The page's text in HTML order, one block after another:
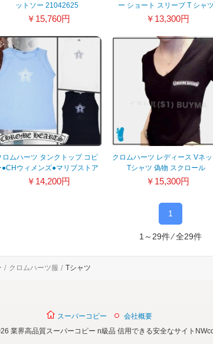
ットソー 21042625
￥15,760円
ー ショート スリーブ T シャツ
21082422
￥13,300円
ロムハーツ タンクトップ コピ
●CHウィメンズ●マリブストア
タンクトップV1 21081704
￥14,200円
クロムハーツ レディース Vネッ
Tシャツ 偽物 スクロール
21080308
￥15,300円
1
1～29件 ⁄ 全29件
クロムハーツ服 Tシャツ
スーパーコピー
会社概要
業界高品質スーパーコピー n級品 信用できる安全なサイト